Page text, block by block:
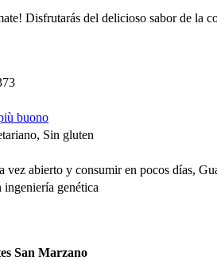
Disfrutarás del delicioso sabor de
buono
Sin gluten
vez abierto y consumir en pocos días,
ingeniería genética
San Marzano